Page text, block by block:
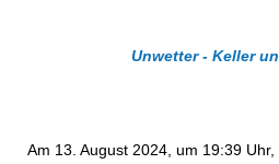
Unwetter - Keller
Am 13. August 2024, um 19:39